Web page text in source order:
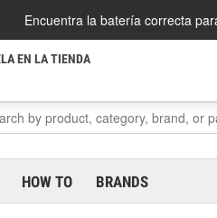
Encuentra la batería correcta
EN LA TIENDA
HOW TO BRANDS